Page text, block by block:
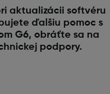
aktualizácii softvéru
ďalšiu pomoc s
G6, obráťte sa na
podpory.